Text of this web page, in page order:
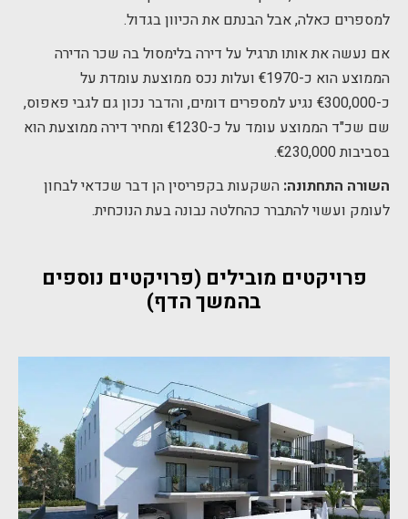
למספרים כאלה, אבל הבנתם את הכיוון בגדול.
אם נעשה את אותו תרגיל על דירה בלימסול בה שכר הדירה
הממוצע הוא כ-€1970 ועלות נכס ממוצעת עומדת על
כ-€300,000 נגיע למספרים דומים, והדבר נכון גם לגבי פאפוס,
שם שכ"ד הממוצע עומד על כ-€1230 ומחיר דירה ממוצעת הוא
בסביבות €230,000.
השורה התחתונה: השקעות בקפריסין הן דבר שכדאי לבחון
לעומק ועשוי להתברר כהחלטה נבונה בעת הנוכחית.
פרויקטים מובילים (פרויקטים נוספים
בהמשך הדף)